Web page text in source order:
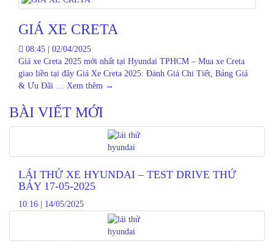
GIÁ XE CRETA
08:45
02/04/2025
Giá xe Creta 2025 mới nhất tại Hyundai TPHCM – Mua xe Creta
giao liền tại đây Giá Xe Creta 2025: Đánh Giá Chi Tiết, Bảng Giá
& Ưu Đãi … Xem thêm →
BÀI VIẾT MỚI
LÁI THỬ XE HYUNDAI – TEST DRIVE THỨ
BẢY 17-05-2025
10:16 14/05/2025